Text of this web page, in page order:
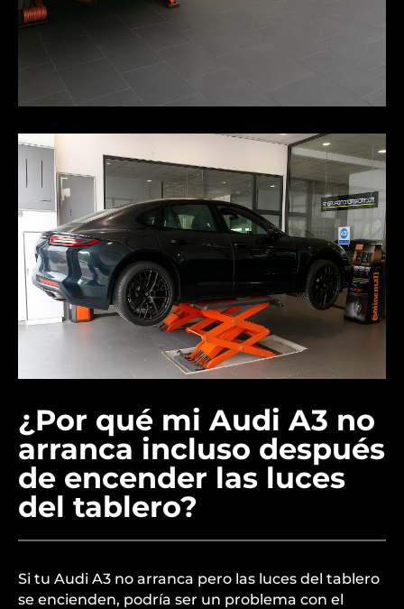
¿Por qué mi Audi A3 no
arranca incluso después
de encender las luces
del tablero?
Si tu Audi A3 no arranca pero las luces del tablero
se encienden, podría ser un problema con el